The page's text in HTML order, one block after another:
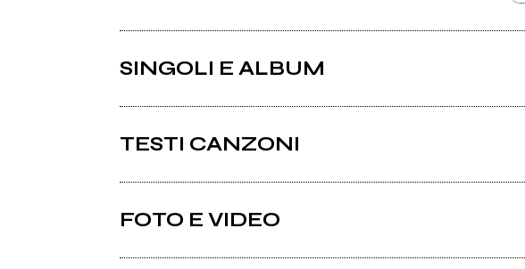
SINGOLI E ALBUM
TESTI CANZONI
FOTO E VIDEO